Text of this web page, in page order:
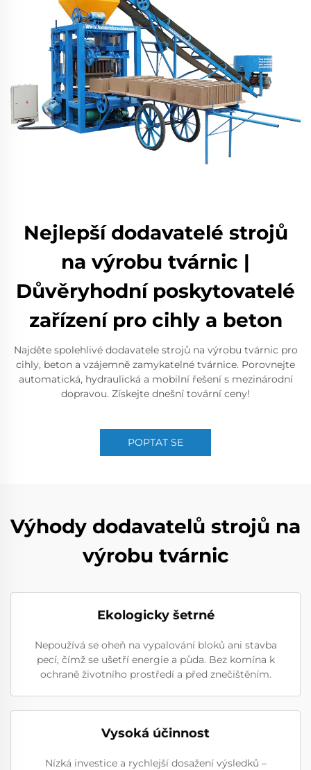
Nejlepší dodavatelé strojů
na výrobu tvárnic |
Důvěryhodní poskytovatelé
zařízení pro cihly a beton
Najděte spolehlivé dodavatele strojů na výrobu tvárnic pro
cihly, beton a vzájemně zamykatelné tvárnice. Porovnejte
automatická, hydraulická a mobilní řešení s mezinárodní
dopravou. Získejte dnešní tovární ceny!
POPTAT SE
Výhody dodavatelů strojů na
výrobu tvárnic
Ekologicky šetrné
Nepoužívá se oheň na vypalování bloků ani stavba
pecí, čímž se ušetří energie a půda. Bez komína k
ochraně životního prostředí a před znečištěním.
Vysoká účinnost
Nízká investice a rychlejší dosažení výsledků –